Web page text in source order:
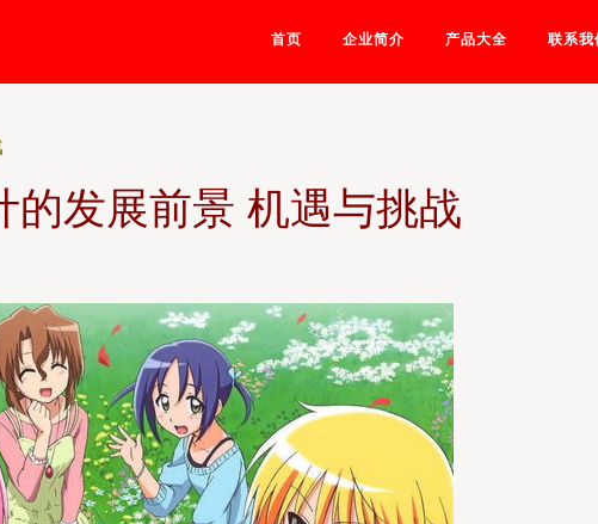
首页 企业简介 产品大全 联系我
的发展前景 机遇与挑战